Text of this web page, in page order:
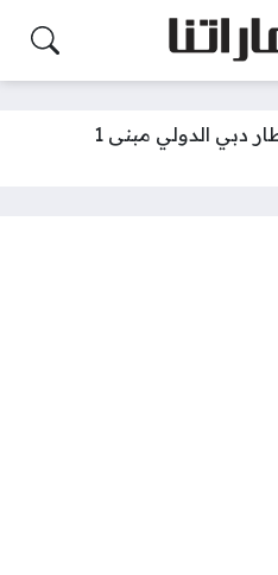
رقم مطار دبي الدولي مبنى 1